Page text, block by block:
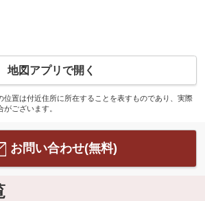
地図アプリで開く
置は付近住所に所在することを表すものであり、実際
ございます。
お問い合わせ(無料)